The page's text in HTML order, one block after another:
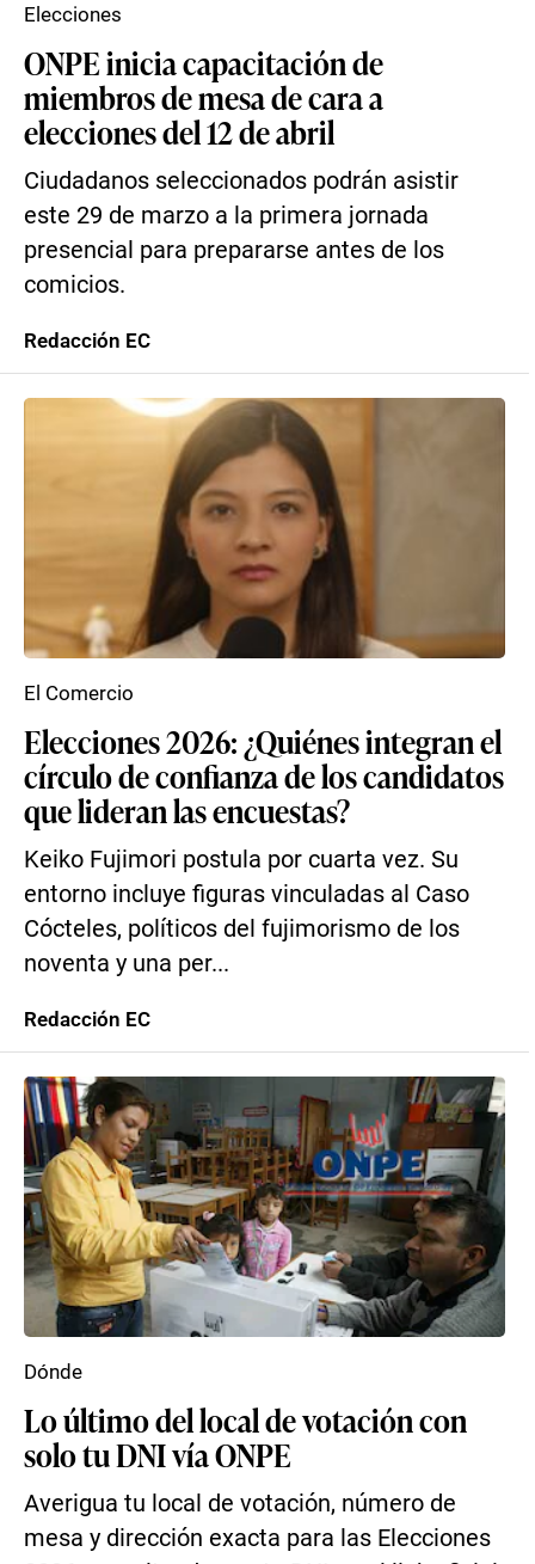
ONPE inicia capacitación de
miembros de mesa de cara a
elecciones del 12 de abril
Ciudadanos seleccionados podrán asistir
este 29 de marzo a la primera jornada
presencial para prepararse antes de los
comicios.
Elecciones
Redacción EC
Elecciones 2026: ¿Quiénes integran el
círculo de confianza de los candidatos
que lideran las encuestas?
Keiko Fujimori postula por cuarta vez. Su
entorno incluye figuras vinculadas al Caso
Cócteles, políticos del fujimorismo de los
noventa y una per...
El Comercio
Redacción EC
Lo último del local de votación con
solo tu DNI vía ONPE
Averigua tu local de votación, número de
mesa y dirección exacta para las Elecciones
Dónde